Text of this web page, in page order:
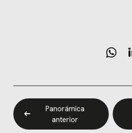
Panorámica
anterior